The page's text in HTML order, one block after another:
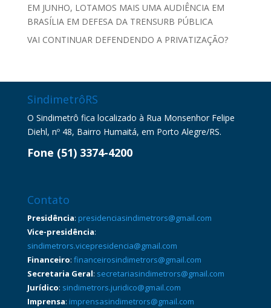
EM JUNHO, LOTAMOS MAIS UMA AUDIÊNCIA EM
BRASÍLIA EM DEFESA DA TRENSURB PÚBLICA
VAI CONTINUAR DEFENDENDO A PRIVATIZAÇÃO?
SindimetrôRS
O Sindimetrô fica localizado à Rua Monsenhor Felipe
Diehl, nº 48, Bairro Humaitá, em Porto Alegre/RS.
Fone (51) 3374-4200
Contato
Presidência: presidenciasindimetrors@gmail.com
Vice-presidência:
sindimetrors.vicepresidencia@gmail.com
Financeiro: financeirosindimetrors@gmail.com
Secretaria Geral: secretariasindimetrors@gmail.com
Jurídico: sindimetrors.juridico@gmail.com
Imprensa: imprensasindimetrors@gmail.com